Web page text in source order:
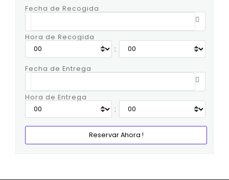
Fecha de Recogida
Hora de Recogida
:
Fecha de Entrega
Hora de Entrega
: